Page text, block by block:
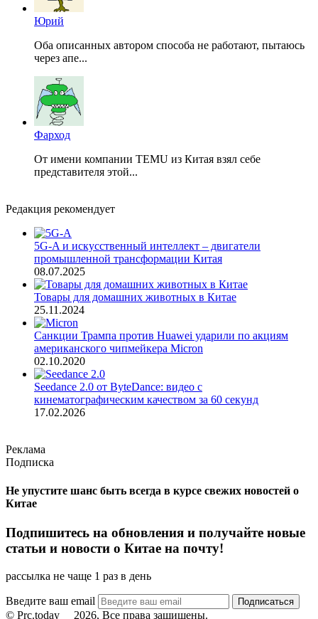
Юрий
Оба описанных автором способа не работают, пытаюсь
через апе...
Фарход
От имени компании TEMU из Китая взял себе
представителя этой...
Редакция рекомендует
5G-A и искусственный интеллект – двигатели
промышленной трансформации Китая
08.07.2025
Товары для домашних животных в Китае
25.11.2024
Санкции Трампа против Huawei ударили по акциям
американского чипмейкера Micron
02.10.2020
Seedance 2.0 от ByteDance: видео с
кинематографическим качеством за 60 секунд
17.02.2026
Реклама
Подписка
Не упустите шанс быть всегда в курсе свежих новостей о
Китае
Подпишитесь на обновления и получайте новые
статьи и новости о Китае на почту!
рассылка не чаще 1 раз в день
Введите ваш email
© Prc.today
2026, Все права защищены.